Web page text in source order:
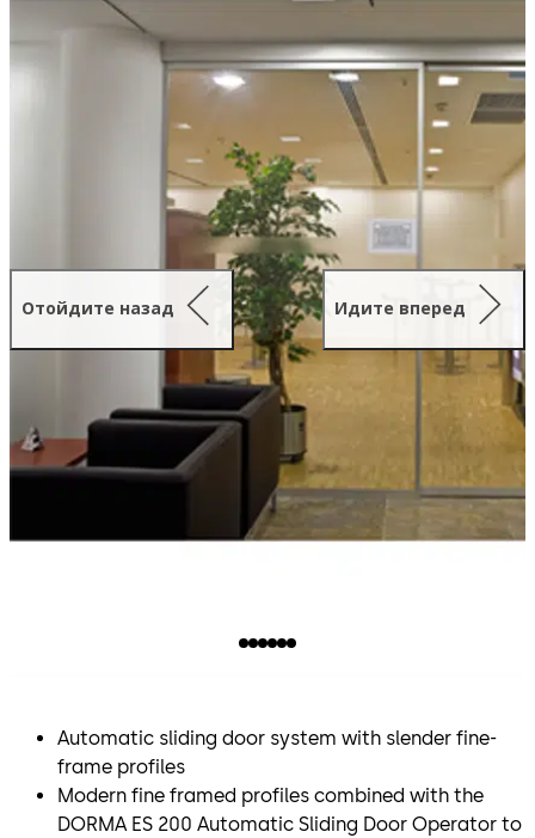
Отойдите назад Идите вперед
Automatic sliding door system with slender fine-
frame profiles
Modern fine framed profiles combined with the
DORMA ES 200 Automatic Sliding Door Operator to